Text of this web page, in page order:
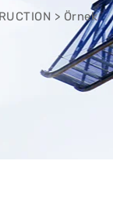
> Örnek